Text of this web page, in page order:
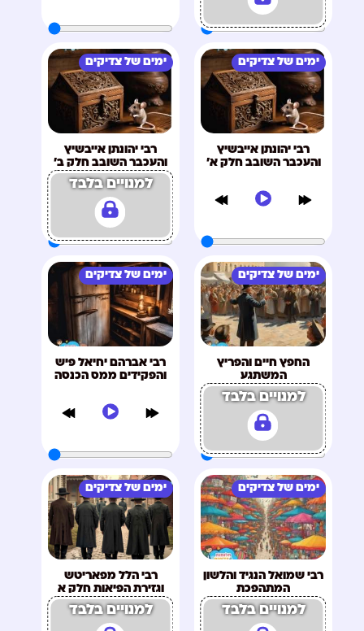
ימים של צדיקים
רבי יהונתן אייבשיץ
והעכבר השובב חלק א'
ימים של צדיקים
רבי יהונתן אייבשיץ
והעכבר השובב חלק ב'
למנויים בלבד
ימים של צדיקים
החפץ חיים והפריץ
המשתגע
למנויים בלבד
ימים של צדיקים
רבי אברהם יחיאל פיש
והפקידים ממס הכנסה
ימים של צדיקים
רבי שמואל הנגיד והלשון
המתהפכת
למנויים בלבד
ימים של צדיקים
רבי הלל מפאריטש
וגזירת הפיאות חלק א
למנויים בלבד